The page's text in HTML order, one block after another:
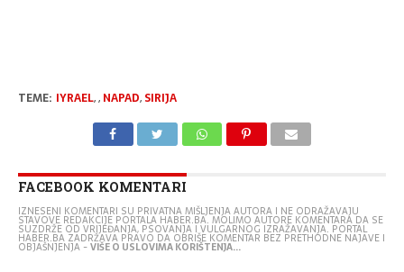
TEME: IYRAEL,, NAPAD, SIRIJA
FACEBOOK KOMENTARI
IZNESENI KOMENTARI SU PRIVATNA MIŠLJENJA AUTORA I NE ODRAŽAVAJU
STAVOVE REDAKCIJE PORTALA HABER.BA. MOLIMO AUTORE KOMENTARA DA SE
SUZDRŽE OD VRIJEĐANJA, PSOVANJA I VULGARNOG IZRAŽAVANJA. PORTAL
HABER.BA ZADRŽAVA PRAVO DA OBRIŠE KOMENTAR BEZ PRETHODNE NAJAVE I
OBJAŠNJENJA -VIŠE O USLOVIMA KORIŠTENJA...